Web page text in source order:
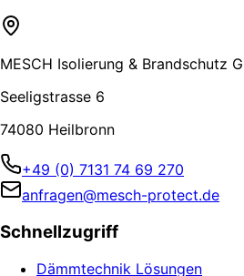
MESCH Isolierung & Brandschutz
Seeligstrasse 6
74080 Heilbronn
+49 (0) 7131 74 69 270
anfragen@mesch-protect.de
Schnellzugriff
Dämmtechnik Lösungen